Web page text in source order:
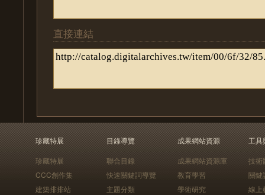
直接連結
珍藏特展
珍藏特展
CCC創作集
建築排排站
目錄導覽
聯合目錄
快速關鍵詞導覽
主題分類
成果網站資源
成果網站資源庫
教育學習
學術研究
工具
技術
關鍵
線上